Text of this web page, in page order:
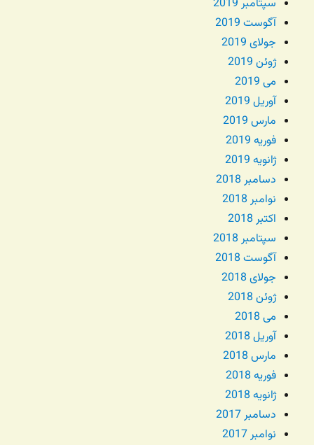
سپتامبر 2019
آگوست 2019
جولای 2019
ژوئن 2019
می 2019
آوریل 2019
مارس 2019
فوریه 2019
ژانویه 2019
دسامبر 2018
نوامبر 2018
اکتبر 2018
سپتامبر 2018
آگوست 2018
جولای 2018
ژوئن 2018
می 2018
آوریل 2018
مارس 2018
فوریه 2018
ژانویه 2018
دسامبر 2017
نوامبر 2017